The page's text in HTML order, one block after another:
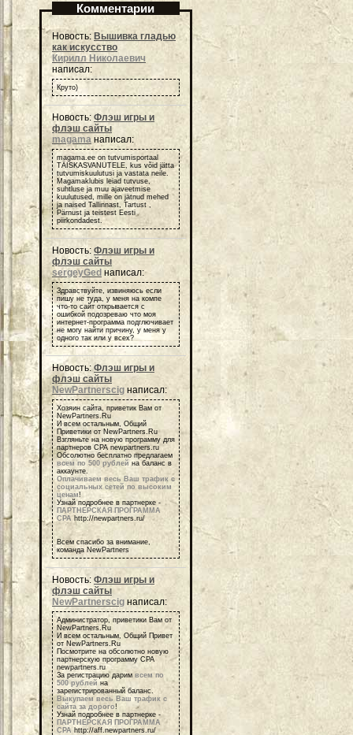
Комментарии
Новость: Вышивка гладью
как искусство
Кирилл Николаевич
написал:
Круто)
Новость: Флэш игры и
флэш сайты
magama написал:
magama.ee on tutvumisportaal
TÄISKASVANUTELE, kus võid jätta
tutvumiskuulutusi ja vastata neile.
Magamaklubis leiad tutvuse,
suhtluse ja muu ajaveetmise
kuulutused, mille on jätnud mehed
ja naised Tallinnast, Tartust ,
Pärnust ja teistest Eesti
piirkondadest.
Новость: Флэш игры и
флэш сайты
sergeyGed написал:
Здравствуйте, извиняюсь если
пишу не туда, у меня на компе
что-то сайт открывается с
ошибкой подозреваю что моя
интернет-программа подглючивает
не могу найти причину, у меня у
одного так или у всех?
Новость:Флэш игры и
флэш сайты
NewPartnerscig написал:
Хозяин сайта, приветик Вам от
NewPartners.Ru
И всем остальным, Общий
Приветики от NewPartners.Ru
Взгляньте на новую программу для
партнеров СРА newpartners.ru
Обсолютно бесплатно предлагаем
всем по 500 рублей на баланс в
аккаунте.
Оплачиваем весь Ваш трафик с
социальных сетей по высоким
ценам!
Узнай подробнее в партнерке -
ПАРТНЕРСКАЯ ПРОГРАММА
СРА http://newpartners.ru/
Всем спасибо за внимание,
команда NewPartners
Новость: Флэш игры и
флэш сайты
NewPartnerscig написал:
Администратор, приветики Вам от
NewPartners.Ru
И всем остальным, Общий Привет
от NewPartners.Ru
Посмотрите на обсолютно новую
партнерскую программу СРА
newpartners.ru
За регистрацию дарим всем по
500 рублей на
зарегистрированный баланс.
Выкупаем весь Ваш трафик с
сайта за дорого!
Узнай подробнее в партнерке -
ПАРТНЕРСКАЯ ПРОГРАММА
СРА http://aff.newpartners.ru/